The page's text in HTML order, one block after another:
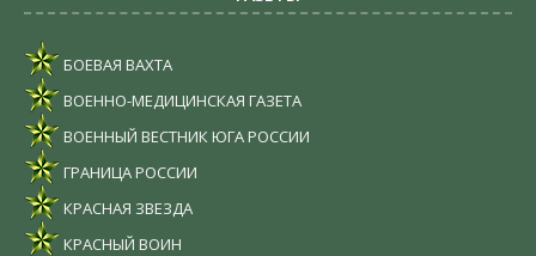
БОЕВАЯ ВАХТА
ВОЕННО-МЕДИЦИНСКАЯ ГАЗЕТА
ВОЕННЫЙ ВЕСТНИК ЮГА РОССИИ
ГРАНИЦА РОССИИ
КРАСНАЯ ЗВЕЗДА
КРАСНЫЙ ВОИН